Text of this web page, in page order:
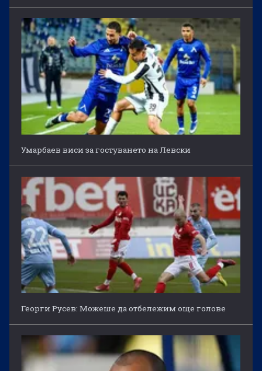
Умарбаев виси за гостуването на Левски
Георги Русев: Можеше да отбележим още голове